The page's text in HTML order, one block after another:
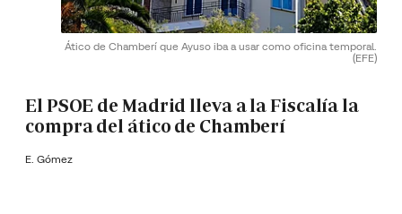
Ático de Chamberí que Ayuso iba a usar como oficina temporal.
(EFE)
El PSOE de Madrid lleva a la Fiscalía la
compra del ático de Chamberí
E. Gómez